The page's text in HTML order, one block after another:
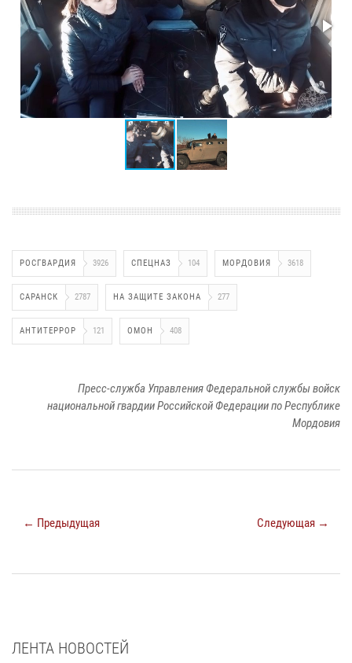
РОСГВАРДИЯ 3926 СПЕЦНАЗ 104 МОРДОВИЯ 3618
САРАНСК 2787 НА ЗАЩИТЕ ЗАКОНА 277
АНТИТЕРРОР 121 ОМОН 408
Пресс-служба Управления Федеральной службы войск
национальной гвардии Российской Федерации по Республике
Мордовия
← Предыдущая Следующая →
ЛЕНТА НОВОСТЕЙ